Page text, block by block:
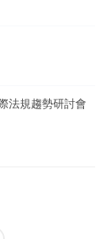
法規趨勢研討會